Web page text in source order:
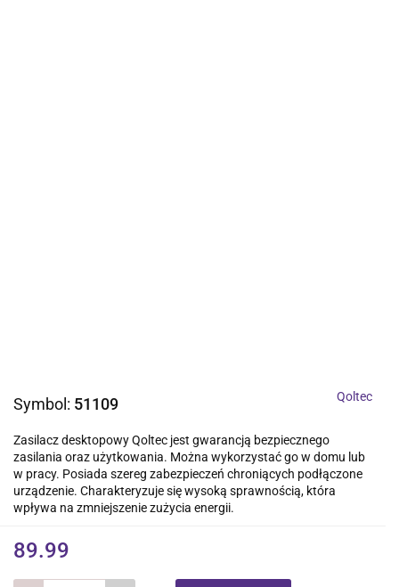
Symbol: 51109 Qoltec
Zasilacz desktopowy Qoltec jest gwarancją bezpiecznego
zasilania oraz użytkowania. Można wykorzystać go w domu lub
w pracy. Posiada szereg zabezpieczeń chroniących podłączone
urządzenie. Charakteryzuje się wysoką sprawnością, która
wpływa na zmniejszenie zużycia energii.
89.99